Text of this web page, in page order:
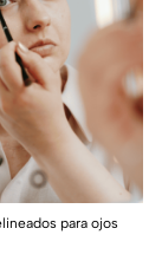
para ojos